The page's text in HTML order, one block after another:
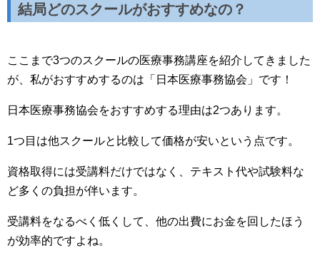
結局どのスクールがおすすめなの？
ここまで3つのスクールの医療事務講座を紹介してきました
が、私がおすすめするのは「日本医療事務協会」です！
日本医療事務協会をおすすめする理由は2つあります。
1つ目は他スクールと比較して価格が安いという点です。
資格取得には受講料だけではなく、テキスト代や試験料な
ど多くの負担が伴います。
受講料をなるべく低くして、他の出費にお金を回したほう
が効率的ですよね。